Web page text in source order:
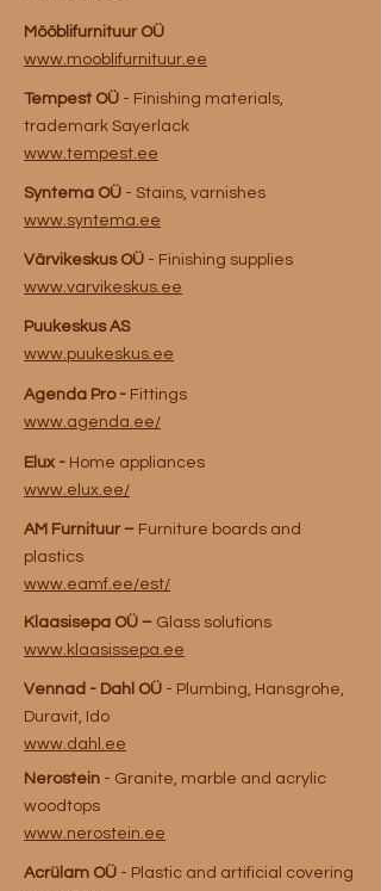
Mööblifurnituur OÜ
www.mooblifurnituur.ee
Tempest OÜ - Finishing materials,
trademark Sayerlack
www.tempest.ee
Syntema OÜ - Stains, varnishes
www.syntema.ee
Värvikeskus OÜ - Finishing supplies
www.varvikeskus.ee
Puukeskus AS
www.puukeskus.ee
Agenda Pro - Fittings
www.agenda.ee/
Elux - Home appliances
www.elux.ee/
AM Furnituur – Furniture boards and
plastics
www.eamf.ee/est/
Klaasisepa OÜ – Glass solutions
www.klaasissepa.ee
Vennad - Dahl OÜ - Plumbing, Hansgrohe,
Duravit, Ido
www.dahl.ee
Nerostein - Granite, marble and acrylic
woodtops
www.nerostein.ee
Acrülam OÜ - Plastic and artificial covering